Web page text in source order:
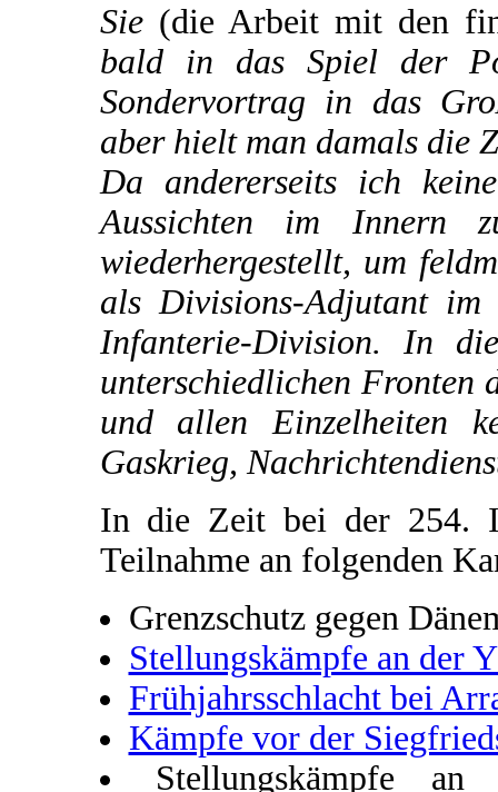
Sie (die Arbeit mit den
bald in das Spiel der
Sondervortrag in das
aber hielt man damals die
Da andererseits ich
Aussichten im Innern
wiederhergestellt, um
als Divisions-Adjutant im
Infanterie-Division. In
unterschiedlichen Fronten
und allen Einzelheiten
Gaskrieg,
In die Zeit bei der 254.
Teilnahme an folgenden
Grenzschutz gegen
Stellungskämpfe an der
Frühjahrsschlacht bei
Kämpfe vor der
Stellungskämpfe